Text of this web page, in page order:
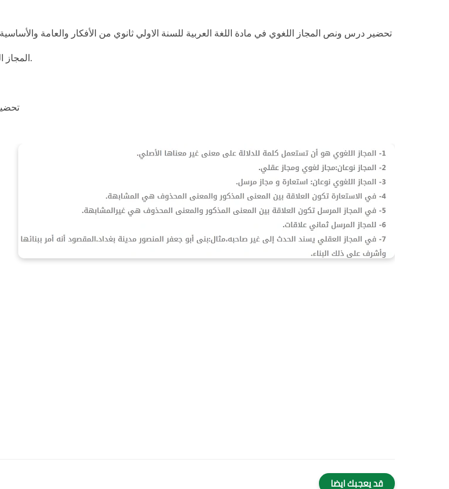
تحضير درس ونص المجاز اللغوي في مادة اللغة العربية للسنة الاولي ثانوي من الأفكار والعامة
المجاز اللغوي للسنة 1 ثانوي.
قد يعجبك ايضا